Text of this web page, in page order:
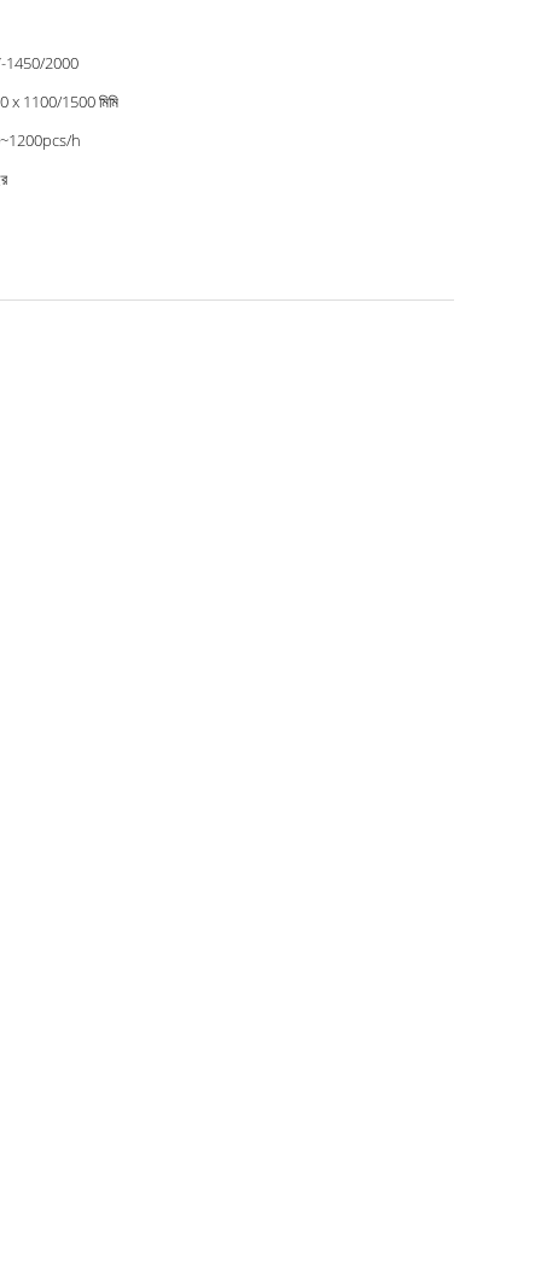
1450/2000
x 1100/1500 মিমি
h